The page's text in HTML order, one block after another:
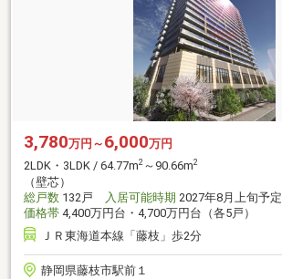
3,780万円～ 6,000万円
2LDK・3LDK / 64.77m2 ～90.66m2
（壁芯）
総戸数 132戸 入居可能時期 2027年8月上旬予定
価格帯 4,400万円台・4,700万円台（各5戸）
ＪＲ東海道本線「藤枝」歩2分
静岡県藤枝市駅前１